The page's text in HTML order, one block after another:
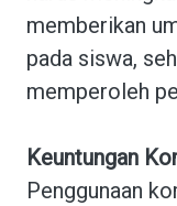
memberikan
pada siswa,
memperoleh
Keuntungan
Penggunaan